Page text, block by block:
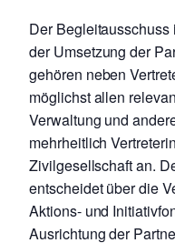
Der
der Umsetzung der
gehören neben
möglichst allen
Verwaltung und
mehrheitlich
Zivilgesellschaft an.
entscheidet über die
Aktions- und
Ausrichtung der